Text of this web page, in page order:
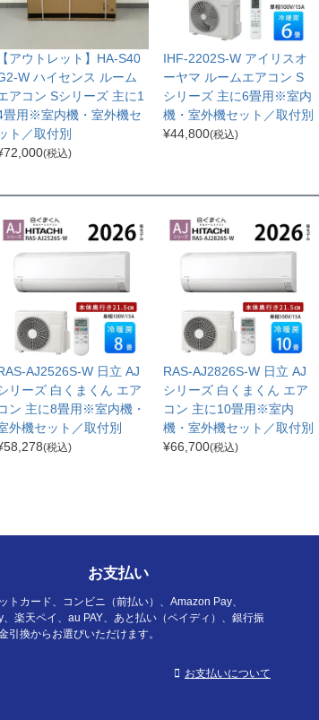
【アウトレット】HA-S40
W ハイセンス ルーム
アコン Sシリーズ 主に1
畳用※室内機・室外機セ
ト／取付別
72,000(税込)
IHF-2202S-W アイリスオ
ーヤマ ルームエアコン S
シリーズ 主に6畳用※室内
機・室外機セット／取付別
¥44,800(税込)
AJ2526S-W 日立 AJ
リーズ 白くまくん エア
ン 主に8畳用※室内機・
外機セット／取付別
58,278(税込)
RAS-AJ2826S-W 日立 AJ
シリーズ 白くまくん エア
コン 主に10畳用※室内
機・室外機セット／取付別
¥66,700(税込)
お支払い
トカード、コンビニ（前払い）、Amazon Pay、
、楽天ペイ、au PAY、あと払い（ペイディ）、銀行振
引換からお選びいただけます。
お支払いについて